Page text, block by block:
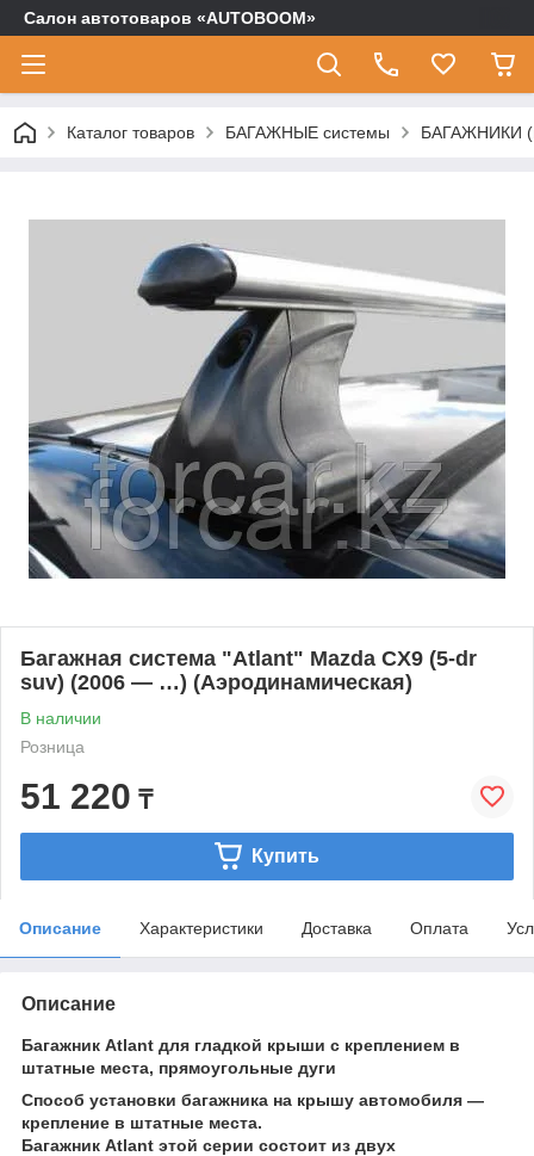
Салон автотоваров «AUTOBOOM»
Каталог товаров БАГАЖНЫЕ системы БАГАЖНИКИ
Багажная система "Atlant" Mazda CX9 (5-dr
suv) (2006 — …) (Аэродинамическая)
В наличии
Розница
51 220 ₸
Купить
Описание Характеристики Доставка Оплата
Описание
Багажник Atlant для гладкой крыши с креплением в
штатные места, прямоугольные дуги
Способ установки багажника на крышу автомобиля —
крепление в штатные места.
Багажник Atlant этой серии состоит из двух